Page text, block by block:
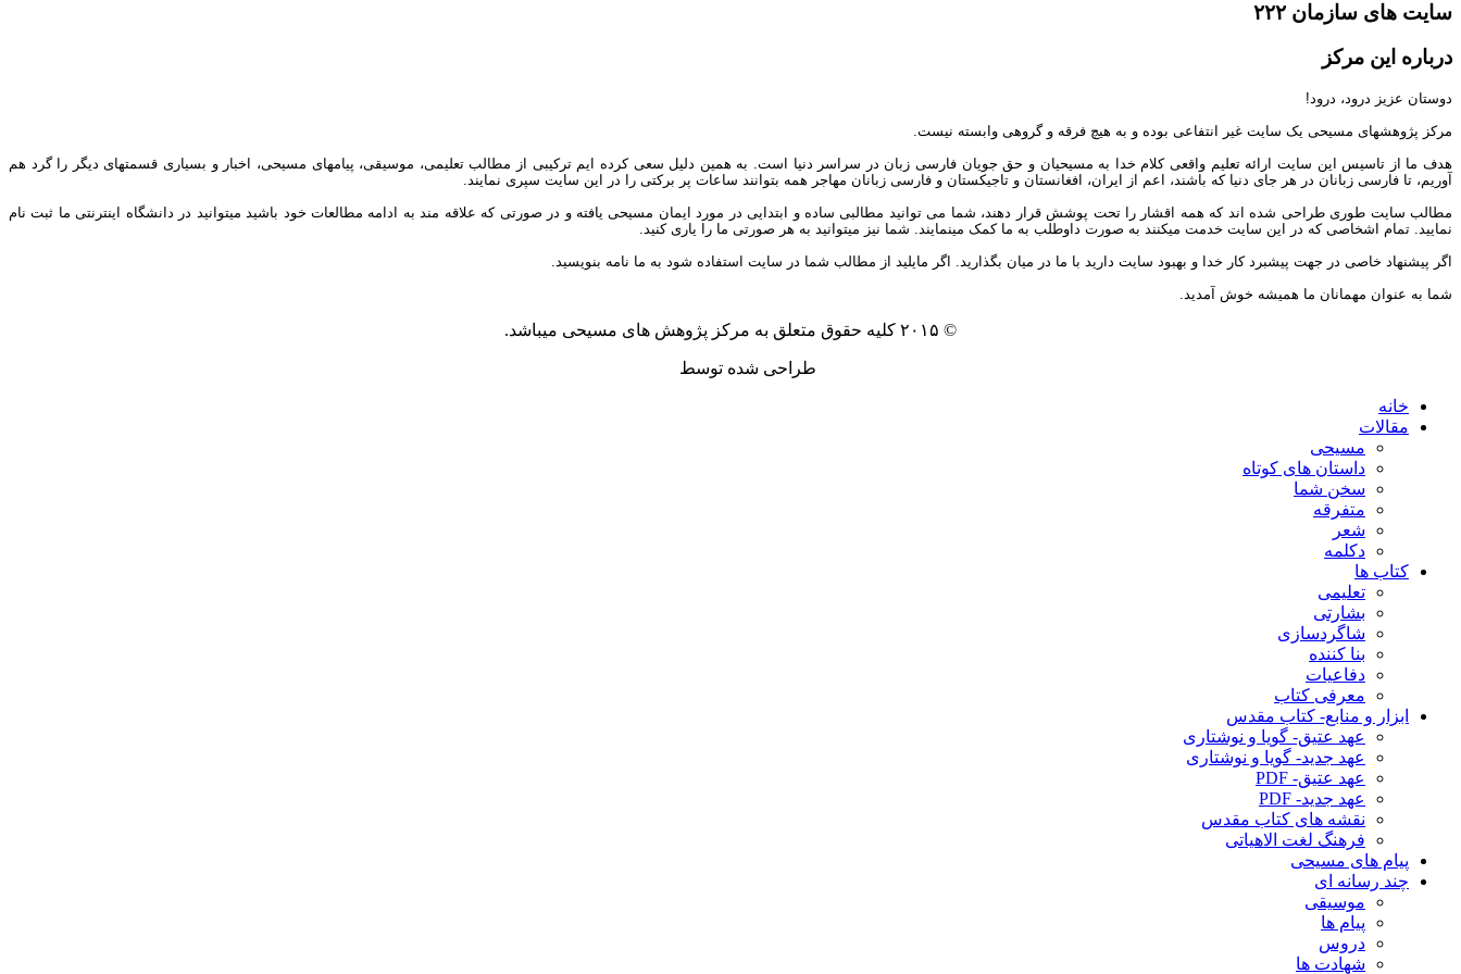
سایت های سازمان ۲۲۲
درباره این مرکز
دوستان عزیز درود، درود!
مرکز پژوهشهای مسیحی یک سایت غیر انتفاعی بوده و به هیچ فرقه و گروهی وابسته نیست.
هدف ما از تاسیس این سایت ارائه تعلیم واقعی کلام خدا به مسیحیان و حق جویان فارسی زبان در سراسر دنیا است. به همین دلیل سعی کرده ایم ترکیبی از مطالب تعلیمی، موسیقی، پیامهای مسیحی، اخبار و بسیاری قسمتهای دیگر را گرد هم
آوریم، تا فارسی زبانان در هر جای دنیا که باشند، اعم از ایران، افغانستان و تاجیکستان و فارسی زبانان مهاجر همه بتوانند ساعات پر برکتی را در این سایت سپری نمایند.
مطالب سایت طوری طراحی شده اند که همه اقشار را تحت پوشش قرار دهند، شما می توانید مطالبی ساده و ابتدایی در مورد ایمان مسیحی یافته و در صورتی که علاقه مند به ادامه مطالعات خود باشید میتوانید در دانشگاه اینترنتی ما ثبت نام
نمایید. تمام اشخاصی که در این سایت خدمت میکنند به صورت داوطلب به ما کمک مینمایند. شما نیز میتوانید به هر صورتی ما را یاری کنید.
اگر پیشنهاد خاصی در جهت پیشبرد کار خدا و بهبود سایت دارید با ما در میان بگذارید. اگر مایلید از مطالب شما در سایت استفاده شود به ما نامه بنویسید.
شما به عنوان مهمانان ما همیشه خوش آمدید.
© ۲۰۱۵ کلیه حقوق متعلق به مرکز پژوهش های مسیحی میباشد.
طراحی شده توسط
خانه
مقالات
مسیحی
داستان های کوتاه
سخن شما
متفرقه
شعر
دکلمه
کتاب ها
تعلیمی
بشارتی
شاگردسازی
بنا کننده
دفاعیات
معرفی کتاب
ابزار و منابع- کتاب مقدس
عهد عتیق- گویا و نوشتاری
عهد جدید- گویا و نوشتاری
عهد عتیق- PDF
عهد جدید- PDF
نقشه های کتاب مقدس
فرهنگ لغت الاهیاتی
پیام های مسیحی
چند رسانه ای
موسیقی
پیام ها
دروس
شهادت ها